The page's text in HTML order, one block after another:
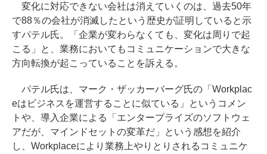
変化に対応できない会社は消えていくのは、過去50年
で88％の会社が消滅したという歴史が証明していると示
すパテル氏。「企業が変わらなくても、変化は周りで起
こる」と、業務においてもコミュニケーションで大きな
方向転換が起こっていることを訴える。
パテル氏は、マーク・ザッカーバーグ氏の「Workplac
eはビジネスを運営することに似ている」というコメン
トや、導入企業による「エンタープライズのソフトウェ
アだが、マインドセットの変革だ」という感想を紹介
し、Workplaceにより業務上やりとりされるコミュニケ